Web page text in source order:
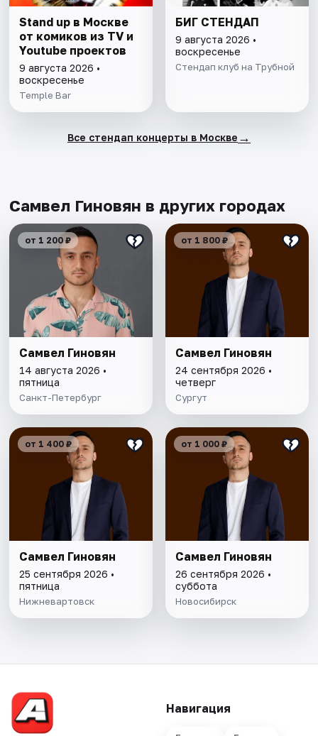
Stand up в Москве
от комиков из TV и
Youtube проектов
9 августа 2026 •
воскресенье
Temple Bar
БИГ СТЕНДАП
9 августа 2026 •
воскресенье
Стендап клуб на Трубной
Все стендап концерты в Москве →
Самвел Гиновян в других городах
от 1 200 ₽
Самвел Гиновян
14 августа 2026 •
пятница
Санкт-Петербург
от 1 800 ₽
Самвел Гиновян
24 сентября 2026 •
четверг
Сургут
от 1 400 ₽
Самвел Гиновян
25 сентября 2026 •
пятница
Нижневартовск
от 1 000 ₽
Самвел Гиновян
26 сентября 2026 •
суббота
Новосибирск
Навигация